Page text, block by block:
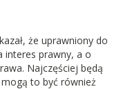
że uprawniony do
interes prawny, a o
Najczęściej będą
to być również